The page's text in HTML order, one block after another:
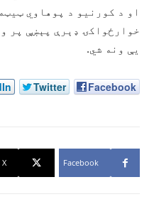
او د کورنیو د پوهاوي
خوارځواکۍ ډېرې پېښې پر
یې ونه شي.
Facebook
Twitter
Facebook
X